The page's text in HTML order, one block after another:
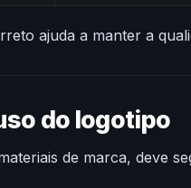
ajuda a manter a
do logotipo
de marca, deve